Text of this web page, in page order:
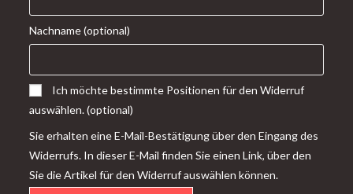
Nachname(optional)
Ich möchte bestimmte Positionen für den Widerruf
auswählen.(optional)
Sie erhalten eine E-Mail-Bestätigung über den Eingang des
Widerrufs. In dieser E-Mail finden Sie einen Link, über den
Sie die Artikel für den Widerruf auswählen können.